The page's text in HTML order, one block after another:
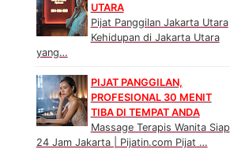
UTARA
Pijat Panggilan Jakarta Utara
Kehidupan di Jakarta Utara
yang…
PIJAT PANGGILAN,
PROFESIONAL 30 MENIT
TIBA DI TEMPAT ANDA
Massage Terapis Wanita Siap
24 Jam Jakarta | Pijatin.com Pijat …